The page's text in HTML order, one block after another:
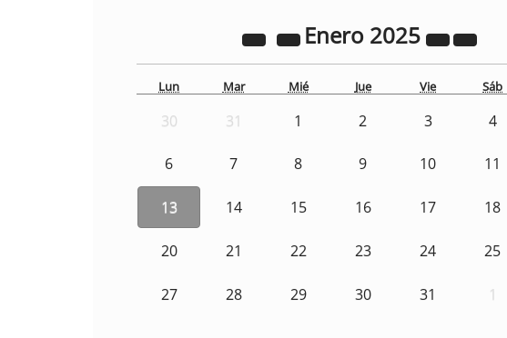
Enero 2025
Lun Mar Mié Jue Vie Sáb
30 31 1 2 3 4
6 7 8 9 10 11
13 14 15 16 17 18
20 21 22 23 24 25
27 28 29 30 31 1